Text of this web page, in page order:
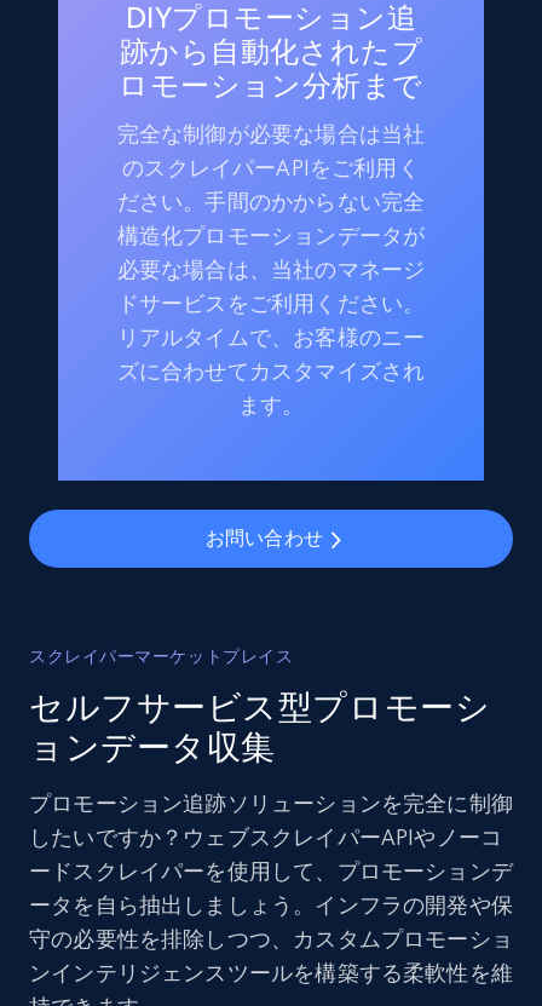
DIYプロモーション追
跡から自動化されたプ
ロモーション分析まで
完全な制御が必要な場合は当社
のスクレイパーAPIをご利用く
ださい。手間のかからない完全
構造化プロモーションデータが
必要な場合は、当社のマネージ
ドサービスをご利用ください。
リアルタイムで、お客様のニー
ズに合わせてカスタマイズされ
ます。
お問い合わせ
スクレイパーマーケットプレイス
セルフサービス型プロモーシ
ョンデータ収集
プロモーション追跡ソリューションを完全に制御
したいですか？ウェブスクレイパーAPIやノーコ
ードスクレイパーを使用して、プロモーションデ
ータを自ら抽出しましょう。インフラの開発や保
守の必要性を排除しつつ、カスタムプロモーショ
ンインテリジェンスツールを構築する柔軟性を維